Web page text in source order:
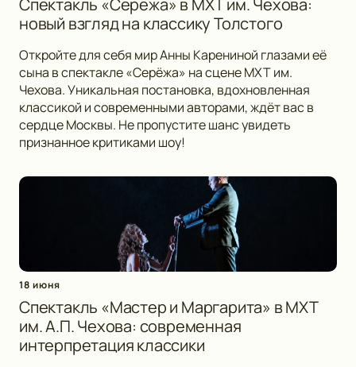
Спектакль «Серёжа» в МХТ им. Чехова:
новый взгляд на классику Толстого
Откройте для себя мир Анны Карениной глазами её
сына в спектакле «Серёжа» на сцене МХТ им.
Чехова. Уникальная постановка, вдохновленная
классикой и современными авторами, ждёт вас в
сердце Москвы. Не пропустите шанс увидеть
признанное критиками шоу!
18 июня
Спектакль «Мастер и Маргарита» в МХТ
им. А.П. Чехова: современная
интерпретация классики